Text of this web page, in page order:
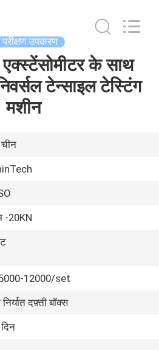
उपकरण
के साथ
टेन्साइल टेस्टिंग
मशीन
चीन
-20KN
12000/set
दफ़्ती बॉक्स